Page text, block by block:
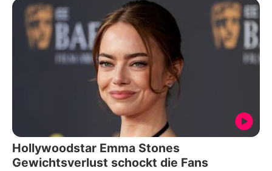
Hollywoodstar Emma Stones
Gewichtsverlust schockt die Fans